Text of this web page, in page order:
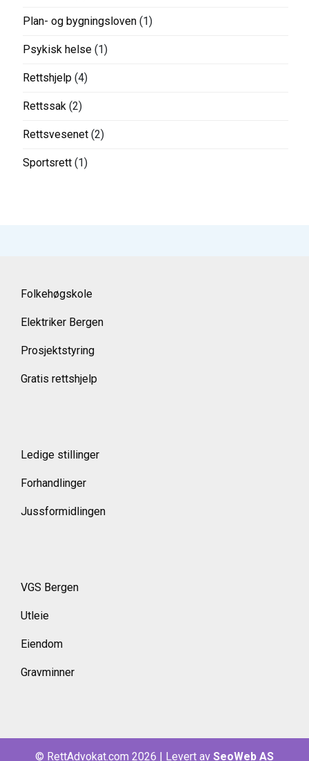
Plan- og bygningsloven (1)
Psykisk helse (1)
Rettshjelp (4)
Rettssak (2)
Rettsvesenet (2)
Sportsrett (1)
Folkehøgskole
Elektriker Bergen
Prosjektstyring
Gratis rettshjelp
Ledige stillinger
Forhandlinger
Jussformidlingen
VGS Bergen
Utleie
Eiendom
Gravminner
© RettAdvokat.com 2026 | Levert av SeoWeb AS